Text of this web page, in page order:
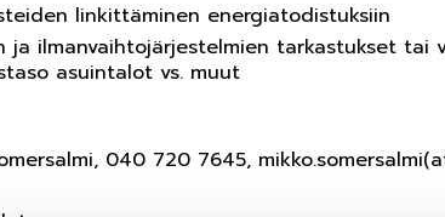
linkittäminen energiatodistuksiin
ja ilmanvaihtojärjestelmien tarkastukset
asuintalot vs. muut
040 720 7645,